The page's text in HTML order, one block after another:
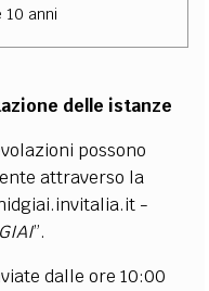
10 anni
delle istanze
possono
attraverso la
-
”.
dalle ore 10:00